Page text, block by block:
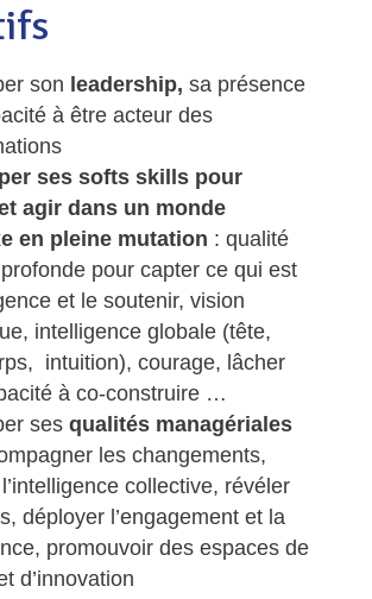
son leadership, sa présence
à être acteur des
ses softs skills pour
agir dans un monde
en pleine mutation : qualité
profonde pour capter ce qui est
et le soutenir, vision
intelligence globale (tête,
intuition), courage, lâcher
à co-construire …
ses qualités managériales
les changements,
collective, révéler
déployer l’engagement et la
promouvoir des espaces de
d’innovation